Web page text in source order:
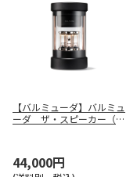
【バルミューダ】バルミュ
ーダ ザ・スピーカー（ブ
44,000円